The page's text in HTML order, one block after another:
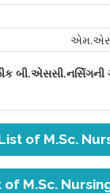
of M.Sc.
of M.Sc.